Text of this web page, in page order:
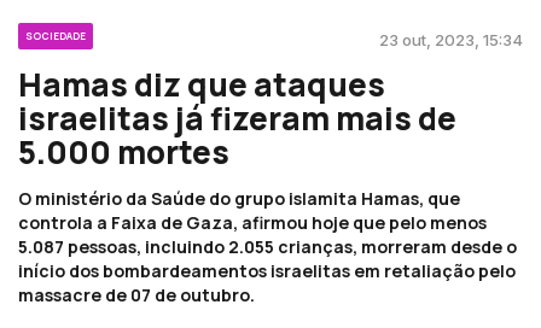
SOCIEDADE 23 out, 2023, 15:34
Hamas diz que ataques
israelitas já fizeram mais de
5.000 mortes
O ministério da Saúde do grupo islamita Hamas, que
controla a Faixa de Gaza, afirmou hoje que pelo menos
5.087 pessoas, incluindo 2.055 crianças, morreram desde o
início dos bombardeamentos israelitas em retaliação pelo
massacre de 07 de outubro.